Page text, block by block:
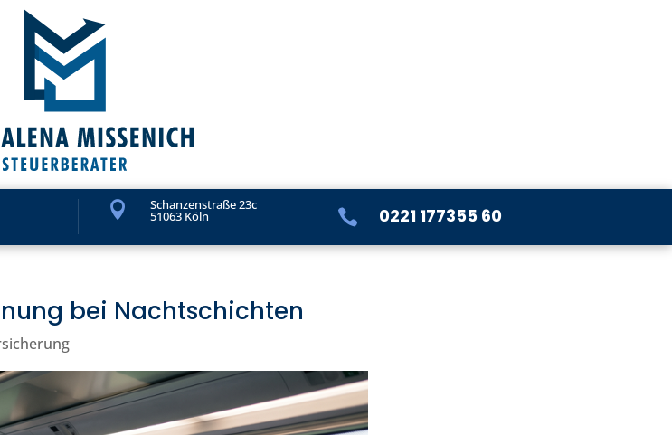
 Schanzenstraße 23c
51063 Köln  0221 177355 60
bei Nachtschichten